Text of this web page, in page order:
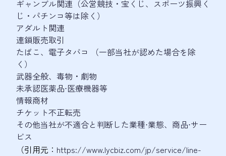
ギャンブル関連（公営競技・宝くじ、スポーツ振興く
じ・パチンコ等は除く）​
アダルト関連​
連鎖販売取引​
たばこ、電子タバコ​ （一部当社が認めた場合を除
く）​
武器全般、毒物・劇物​
未承認医薬品⋅医療機器等​
情報商材
チケット不正転売
その他当社が不適合と判断した業種⋅業態、商品⋅サー
ビス​
（引用元： https://www.lycbiz.com/jp/service/line-